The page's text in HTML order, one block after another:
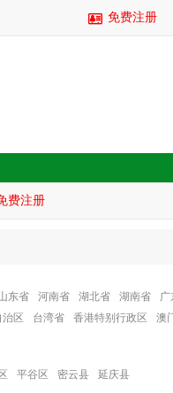
免费注册
费注册
东省 河南省 湖北省 湖南省
广
治区 台湾省 香港特别行政区 澳
平谷区 密云县 延庆县